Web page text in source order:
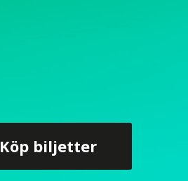
Köp biljetter